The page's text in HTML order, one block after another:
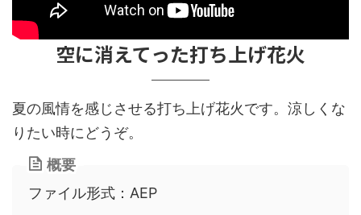
空に消えてった打ち上げ花火
夏の風情を感じさせる打ち上げ花火です。涼しくな
りたい時にどうぞ。
概要
ファイル形式：AEP